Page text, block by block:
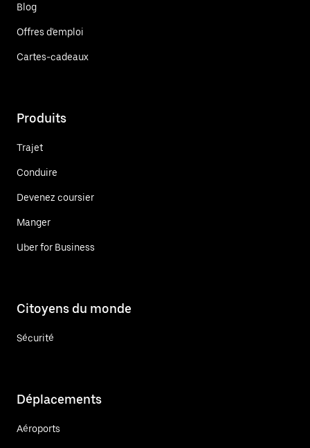
Blog
Offres d'emploi
Cartes-cadeaux
Produits
Trajet
Conduire
Devenez coursier
Manger
Uber for Business
Citoyens du monde
Sécurité
Déplacements
Aéroports